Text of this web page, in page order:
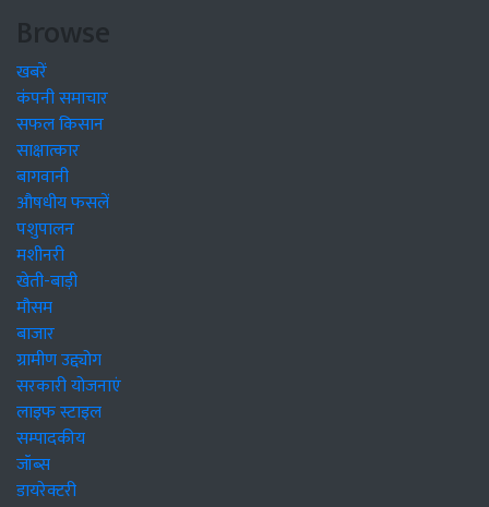
Browse
खबरें
कंपनी समाचार
सफल किसान
साक्षात्कार
बागवानी
औषधीय फसलें
पशुपालन
मशीनरी
खेती-बाड़ी
मौसम
बाजार
ग्रामीण उद्द्योग
सरकारी योजनाएं
लाइफ स्टाइल
सम्पादकीय
जॉब्स
डायरेक्टरी